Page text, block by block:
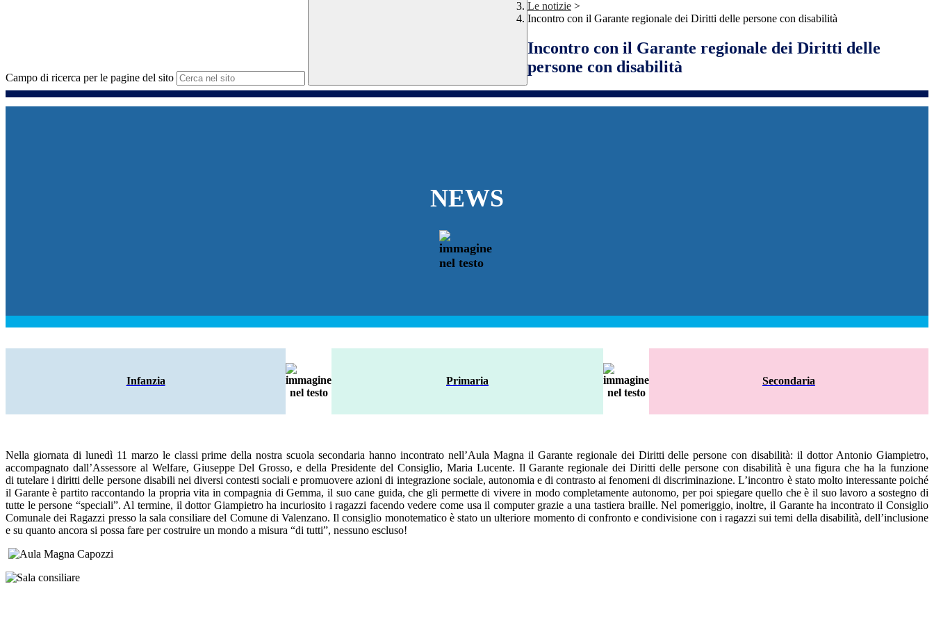
Campo di ricerca per le pagine del sito
Le notizie >
Incontro con il Garante regionale dei Diritti delle persone con disabilità
Incontro con il Garante regionale dei Diritti delle
persone con disabilità
NEWS
Infanzia Primaria Secondaria
Nella giornata di lunedì 11 marzo le classi prime della nostra scuola secondaria hanno incontrato nell’Aula Magna il Garante regionale dei Diritti delle persone con disabilità: il dottor Antonio Giampietro,
accompagnato dall’Assessore al Welfare, Giuseppe Del Grosso, e della Presidente del Consiglio, Maria Lucente. Il Garante regionale dei Diritti delle persone con disabilità è una figura che ha la funzione
di tutelare i diritti delle persone disabili nei diversi contesti sociali e promuovere azioni di integrazione sociale, autonomia e di contrasto ai fenomeni di discriminazione. L’incontro è stato molto interessante poiché
il Garante è partito raccontando la propria vita in compagnia di Gemma, il suo cane guida, che gli permette di vivere in modo completamente autonomo, per poi spiegare quello che è il suo lavoro a sostegno di
tutte le persone “speciali”. Al termine, il dottor Giampietro ha incuriosito i ragazzi facendo vedere come usa il computer grazie a una tastiera braille. Nel pomeriggio, inoltre, il Garante ha incontrato il Consiglio
Comunale dei Ragazzi presso la sala consiliare del Comune di Valenzano. Il consiglio monotematico è stato un ulteriore momento di confronto e condivisione con i ragazzi sui temi della disabilità, dell’inclusione
e su quanto ancora si possa fare per costruire un mondo a misura “di tutti”, nessuno escluso!